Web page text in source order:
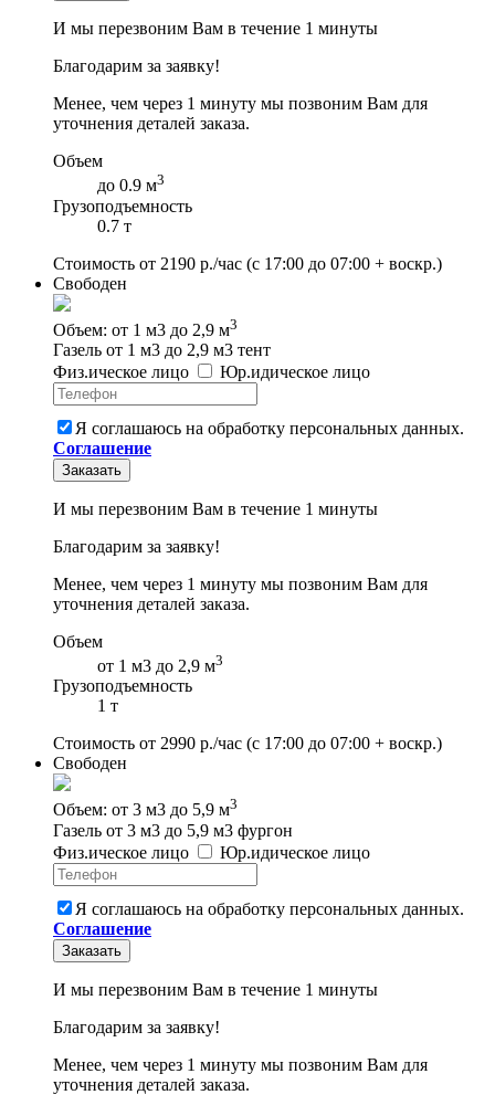
И мы перезвоним Вам в течение 1 минуты
Благодарим за заявку!
Менее, чем через 1 минуту мы позвоним Вам для
уточнения деталей заказа.
Объем
до 0.9 м3
Грузоподъемность
0.7 т
Стоимость от 2190 р./час (с 17:00 до 07:00 + воскр.)
Свободен
Объем: от 1 м3 до 2,9 м3
Газель от 1 м3 до 2,9 м3 тент
Физ.ическое лицо Юр.идическое лицо
Я соглашаюсь на обработку персональных данных.
Соглашение
Заказать
И мы перезвоним Вам в течение 1 минуты
Благодарим за заявку!
Менее, чем через 1 минуту мы позвоним Вам для
уточнения деталей заказа.
Объем
от 1 м3 до 2,9 м3
Грузоподъемность
1 т
Стоимость от 2990 р./час (с 17:00 до 07:00 + воскр.)
Свободен
Объем: от 3 м3 до 5,9 м3
Газель от 3 м3 до 5,9 м3 фургон
Физ.ическое лицо Юр.идическое лицо
Я соглашаюсь на обработку персональных данных.
Соглашение
Заказать
И мы перезвоним Вам в течение 1 минуты
Благодарим за заявку!
Менее, чем через 1 минуту мы позвоним Вам для
уточнения деталей заказа.